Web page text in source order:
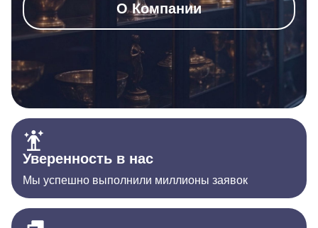
О Компании
Уверенность в нас
Мы успешно выполнили миллионы заявок